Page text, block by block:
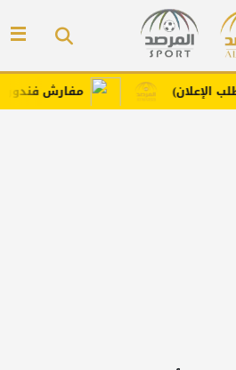
مفارش فندورا بخامات